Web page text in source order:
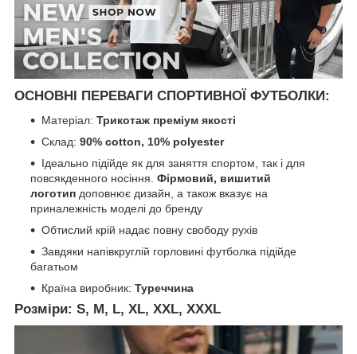
ОСНОВНІ ПЕРЕВАГИ СПОРТИВНОЇ ФУТБОЛКИ:
Матеріал: Трикотаж преміум якості
Склад: 90% cotton, 10% polyester
Ідеально підійде як для заняття спортом, так і для
повсякденного носіння. Фірмовий, вишитий
логотип доповнює дизайн, а також вказує на
приналежність моделі до бренду
Обтислий крій надає повну свободу рухів
Завдяки напівкруглій горловині футболка підійде
багатьом
Країна виробник: Туреччина
Розміри: S, M, L, XL, XXL, XXXL